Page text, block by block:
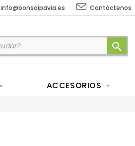
info@bonsaipavia.es Contáctenos
search
ACCESORIOS